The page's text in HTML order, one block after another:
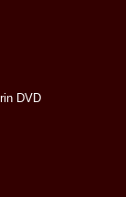
DVD